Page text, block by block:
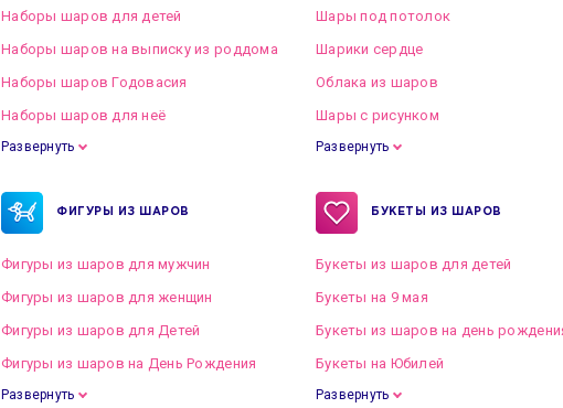
Наборы шаров для детей
Наборы шаров на выписку из роддома
Наборы шаров Годовасия
Наборы шаров для неё
Развернуть
Шары под потолок
Шарики сердце
Облака из шаров
Шары с рисунком
Развернуть
ФИГУРЫ ИЗ ШАРОВ
Фигуры из шаров для мужчин
Фигуры из шаров для женщин
Фигуры из шаров для Детей
Фигуры из шаров на День Рождения
Развернуть
БУКЕТЫ ИЗ ШАРОВ
Букеты из шаров для детей
Букеты на 9 мая
Букеты из шаров на день
Букеты на Юбилей
Развернуть